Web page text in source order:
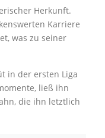
Herkunft.
Karriere
was zu seiner
in der ersten Liga
ließ ihn
die ihn letztlich